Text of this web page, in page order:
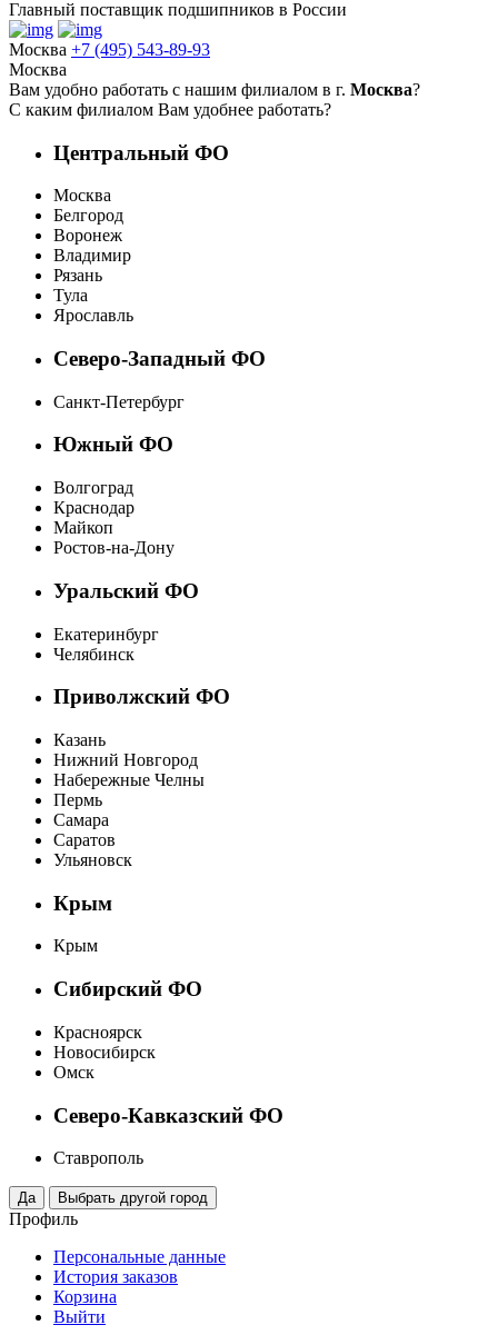
Главный поставщик подшипников в России
Москва +7 (495) 543-89-93
Москва
Вам удобно работать с нашим филиалом в г. Москва?
С каким филиалом Вам удобнее работать?
Центральный ФО
Москва
Белгород
Воронеж
Владимир
Рязань
Тула
Ярославль
Северо-Западный ФО
Санкт-Петербург
Южный ФО
Волгоград
Краснодар
Майкоп
Ростов-на-Дону
Уральский ФО
Екатеринбург
Челябинск
Приволжский ФО
Казань
Нижний Новгород
Набережные Челны
Пермь
Самара
Саратов
Ульяновск
Крым
Крым
Сибирский ФО
Красноярск
Новосибирск
Омск
Северо-Кавказский ФО
Ставрополь
Профиль
Персональные данные
История заказов
Корзина
Выйти